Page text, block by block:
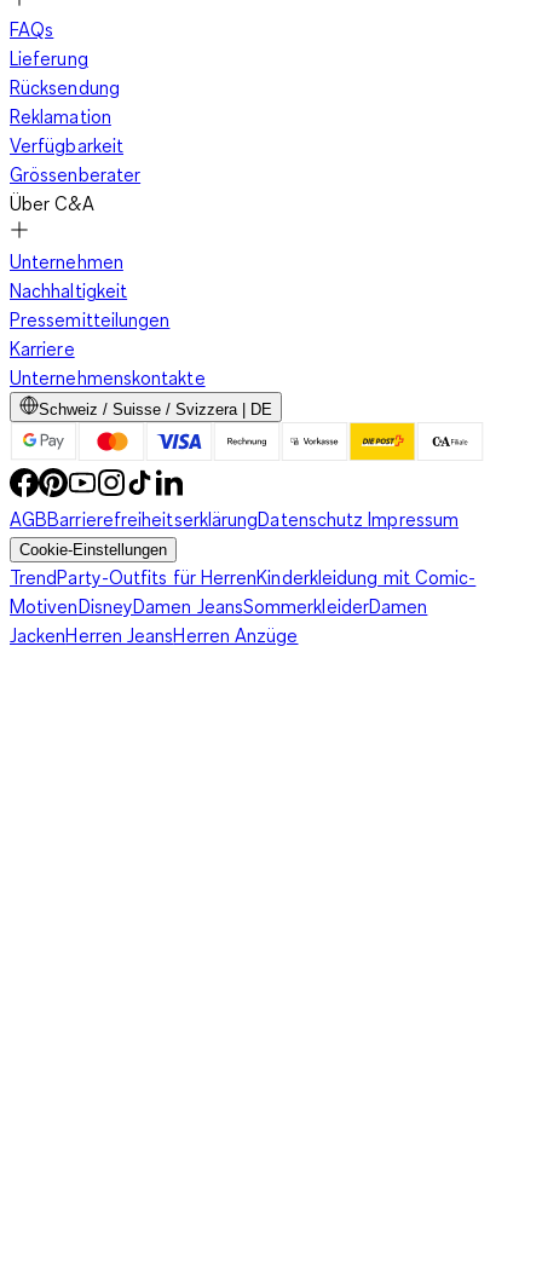
FAQs
Lieferung
Rücksendung
Reklamation
Verfügbarkeit
Grössenberater
Über C&A
Unternehmen
Nachhaltigkeit
Pressemitteilungen
Karriere
Unternehmenskontakte
Schweiz / Suisse / Svizzera | DE
AGBBarrierefreiheitserklärungDatenschutzImpressum
Cookie-Einstellungen
TrendParty-Outfits für HerrenKinderkleidung mit Comic-
MotivenDisneyDamen JeansSommerkleiderDamen
JackenHerren JeansHerren Anzüge